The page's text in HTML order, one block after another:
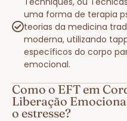
uma forma de terapia
teorias da medicina
moderna, utilizando
específicos do corpo
emocional.
Como o EFT em
Liberação
o estresse?